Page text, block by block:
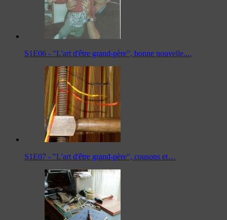
S1E06 - "L'art d'être grand-père", bonne nouvelle....
S1E07 - "L'art d'être grand-père", cousons et…